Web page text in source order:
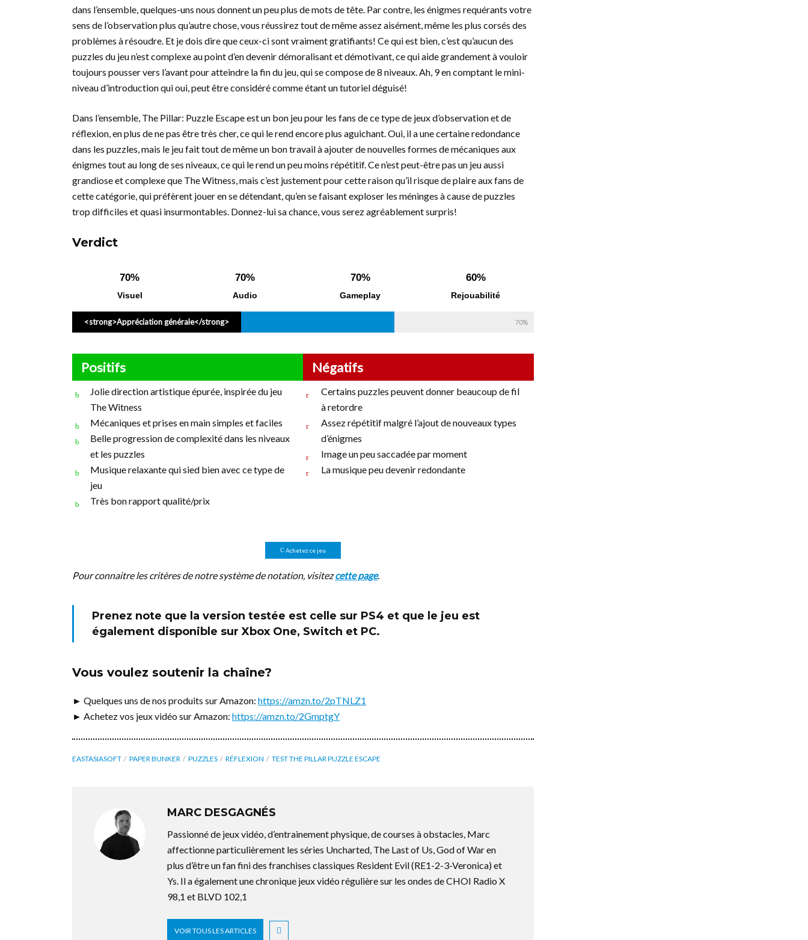
dans l’ensemble, quelques-uns nous donnent un peu plus de mots de tête. Par contre, les énigmes requérants votre
sens de l’observation plus qu’autre chose, vous réussirez tout de même assez aisément, même les plus corsés des
problèmes à résoudre. Et je dois dire que ceux-ci sont vraiment gratifiants! Ce qui est bien, c’est qu’aucun des
puzzles du jeu n’est complexe au point d’en devenir démoralisant et démotivant, ce qui aide grandement à vouloir
toujours pousser vers l’avant pour atteindre la fin du jeu, qui se compose de 8 niveaux. Ah, 9 en comptant le mini-
niveau d’introduction qui oui, peut être considéré comme étant un tutoriel déguisé!
Dans l’ensemble, The Pillar: Puzzle Escape est un bon jeu pour les fans de ce type de jeux d’observation et de
réflexion, en plus de ne pas être très cher, ce qui le rend encore plus aguichant. Oui, il a une certaine redondance
dans les puzzles, mais le jeu fait tout de même un bon travail à ajouter de nouvelles formes de mécaniques aux
énigmes tout au long de ses niveaux, ce qui le rend un peu moins répétitif. Ce n’est peut-être pas un jeu aussi
grandiose et complexe que The Witness, mais c’est justement pour cette raison qu’il risque de plaire aux fans de
cette catégorie, qui préfèrent jouer en se détendant, qu’en se faisant exploser les méninges à cause de puzzles
trop difficiles et quasi insurmontables. Donnez-lui sa chance, vous serez agréablement surpris!
Verdict
70%
Visuel
70%
Audio
70%
Gameplay
60%
Rejouabilité
<strong>Appréciation générale</strong> 70%
Positifs
Jolie direction artistique épurée, inspirée du jeu
The Witness
Mécaniques et prises en main simples et faciles
Belle progression de complexité dans les niveaux
et les puzzles
Musique relaxante qui sied bien avec ce type de
jeu
Très bon rapport qualité/prix
Négatifs
Certains puzzles peuvent donner beaucoup de fil
à retordre
Assez répétitif malgré l’ajout de nouveaux types
d’énigmes
Image un peu saccadée par moment
La musique peu devenir redondante
Achetez ce jeu
Pour connaitre les critères de notre système de notation, visitezcette page.
Prenez note que la version testée est celle sur PS4 et que le jeu est
également disponible sur Xbox One, Switch et PC.
Vous voulez soutenir la chaîne?
► Quelques uns de nos produits sur Amazon: https://amzn.to/2pTNLZ1
► Achetez vos jeux vidéo sur Amazon: https://amzn.to/2GmptgY
EASTASIASOFT PAPER BUNKER PUZZLES RÉFLEXION TEST THE PILLAR PUZZLE ESCAPE
MARC DESGAGNÉS
Passionné de jeux vidéo, d’entrainement physique, de courses à obstacles, Marc
affectionne particulièrement les séries Uncharted, The Last of Us, God of War en
plus d’être un fan fini des franchises classiques Resident Evil (RE1-2-3-Veronica) et
Ys. Il a également une chronique jeux vidéo régulière sur les ondes de CHOI Radio X
98,1 et BLVD 102,1
VOIR TOUS LES ARTICLES